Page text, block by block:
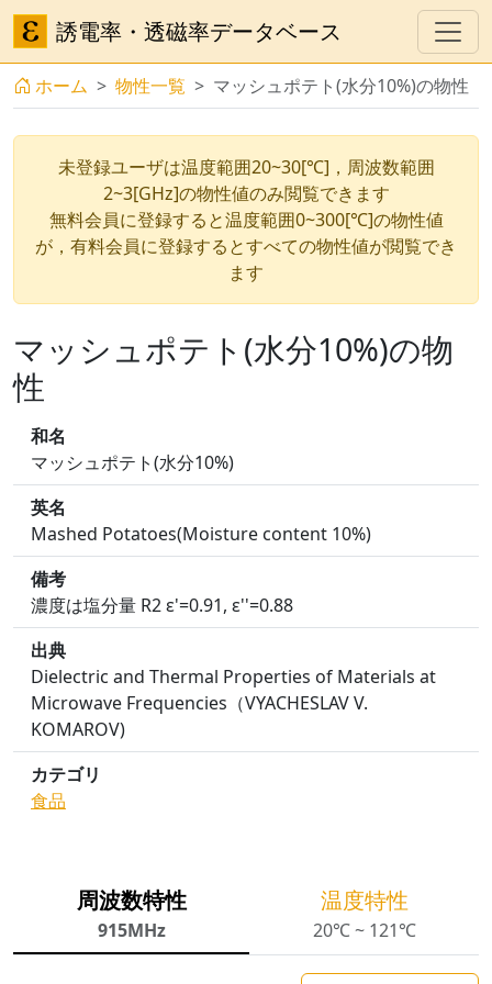
誘電率・透磁率データベース
ホーム 物性一覧 マッシュポテト(水分10%)の物性
未登録ユーザは温度範囲20~30[℃]，周波数範囲
2~3[GHz]の物性値のみ閲覧できます
無料会員に登録すると温度範囲0~300[℃]の物性値
が，有料会員に登録するとすべての物性値が閲覧でき
ます
マッシュポテト(水分10%)の物
性
和名
マッシュポテト(水分10%)
英名
Mashed Potatoes(Moisture content 10%)
備考
濃度は塩分量 R2 ε'=0.91, ε''=0.88
出典
Dielectric and Thermal Properties of Materials at
Microwave Frequencies（VYACHESLAV V.
KOMAROV)
カテゴリ
食品
周波数特性
915MHz
温度特性
20℃ ~ 121℃